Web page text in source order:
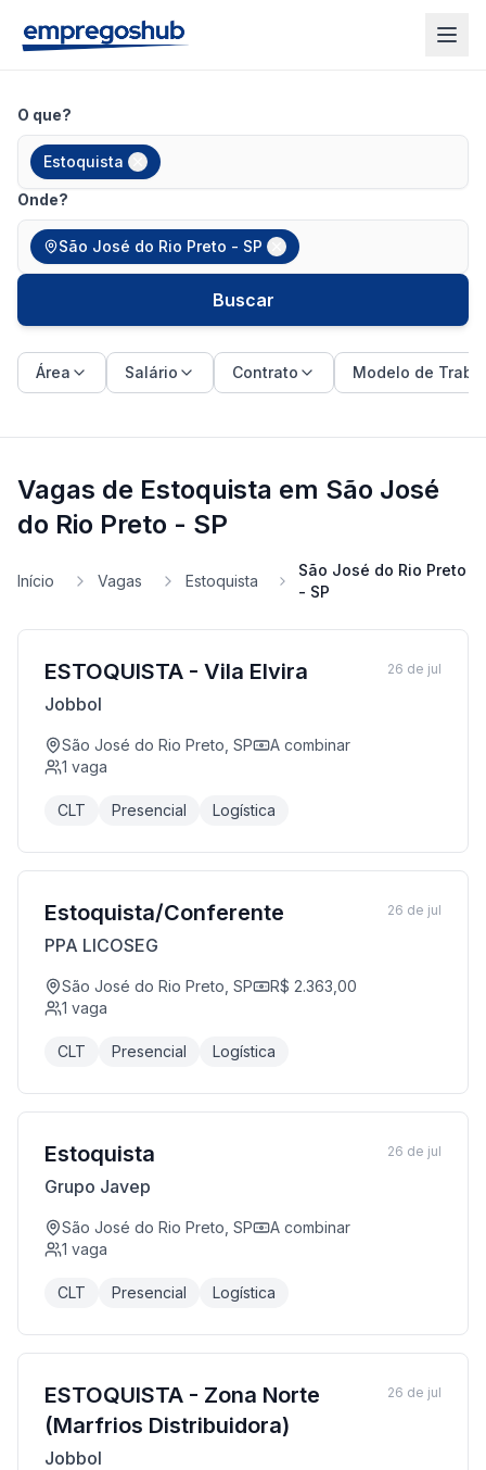
O que?
Estoquista
Onde?
São José do Rio Preto - SP
Buscar
Área Salário Contrato Modelo de
Vagas de Estoquista em São José
do Rio Preto - SP
Início Vagas Estoquista
São José do Rio Preto
- SP
ESTOQUISTA - Vila Elvira
Jobbol
São José do Rio Preto, SP
A combinar
1 vaga
CLT Presencial Logística
26 de jul
Estoquista/Conferente
PPA LICOSEG
São José do Rio Preto, SP
R$ 2.363,00
1 vaga
CLT Presencial Logística
26 de jul
Estoquista
Grupo Javep
São José do Rio Preto, SP
A combinar
1 vaga
CLT Presencial Logística
26 de jul
ESTOQUISTA - Zona Norte
(Marfrios Distribuidora)
Jobbol
26 de jul